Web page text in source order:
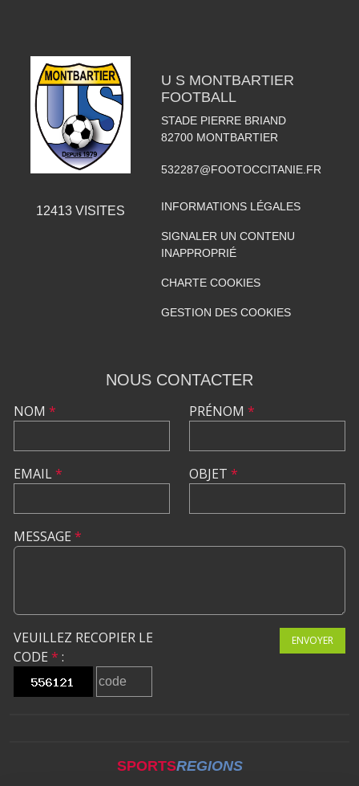
12413VISITES
U S MONTBARTIER
FOOTBALL
STADE PIERRE BRIAND
82700 MONTBARTIER
532287@FOOTOCCITANIE.FR
INFORMATIONS LÉGALES
SIGNALER UN CONTENU
INAPPROPRIÉ
CHARTE COOKIES
GESTION DES COOKIES
NOUS CONTACTER
NOM *
EMAIL*
PRÉNOM *
OBJET *
MESSAGE *
VEUILLEZ RECOPIER LE
CODE * :
ENVOYER
SPORTSREGIONS